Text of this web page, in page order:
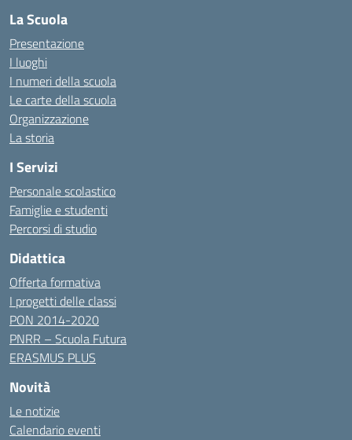
La Scuola
Presentazione
I luoghi
I numeri della scuola
Le carte della scuola
Organizzazione
La storia
I Servizi
Personale scolastico
Famiglie e studenti
Percorsi di studio
Didattica
Offerta formativa
I progetti delle classi
PON 2014-2020
PNRR – Scuola Futura
ERASMUS PLUS
Novità
Le notizie
Calendario eventi